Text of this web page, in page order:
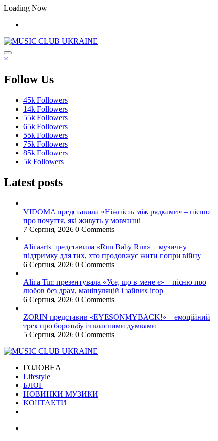
Перейти
контенту
Loading Now
×
Follow Us
45k Followers
14k Followers
55k Followers
65k Followers
55k Followers
75k Followers
85k Followers
5k Followers
Latest posts
VIDOMA представила «Ніжність між рядками» – пісню
про почуття, які живуть у мовчанні
7 Серпня, 2026 0 Comments
Alinaarts представила «Run Baby Run» – музичну
підтримку для тих, хто продовжує жити попри війну
6 Серпня, 2026 0 Comments
Alina Tim презентувала «Усе, що в мене є» – пісню про
любов без драм, маніпуляцій і зайвих ігор
6 Серпня, 2026 0 Comments
ZORIN представив «EYESONMYBACK!» – емоційний
трек про боротьбу із власними думками
5 Серпня, 2026 0 Comments
ГОЛОВНА
Lifestyle
БЛОГ
НОВИНКИ МУЗИКИ
КОНТАКТИ